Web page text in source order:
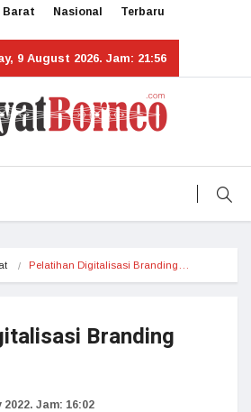
Barat Nasional Terbaru
9 August 2026. Jam: 21:56
Pelatihan Digitalisasi Branding…
Branding
Jam: 16:02